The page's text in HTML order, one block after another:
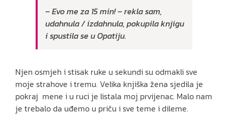
– Evo me za 15 min! – rekla sam,
udahnula / izdahnula, pokupila knjigu
i spustila se u Opatiju.
Njen osmjeh i stisak ruke u sekundi su odmakli sve
moje strahove i tremu. Velika knjiška žena sjedila je
pokraj mene i u ruci je listala moj prvijenac. Malo nam
je trebalo da uđemo u priču i sve teme i dileme.